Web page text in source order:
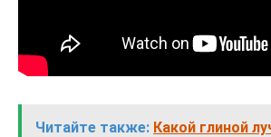
Читайте также: Какой глиной